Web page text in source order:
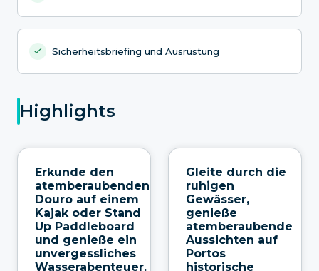
Sicherheitsbriefing und Ausrüstung
Highlights
Erkunde den
atemberaubenden
Douro auf einem
Kajak oder Stand
Up Paddleboard
und genieße ein
unvergessliches
Wasserabenteuer.
Gleite durch die
ruhigen
Gewässer,
genieße
atemberaubende
Aussichten auf
Portos
historische